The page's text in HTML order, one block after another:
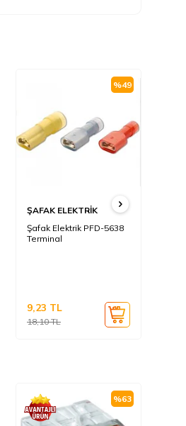
%49
ŞAFAK ELEKTRİK
Şafak Elektrik PFD-5638
Terminal
18,10TL
9,23 TL
%63